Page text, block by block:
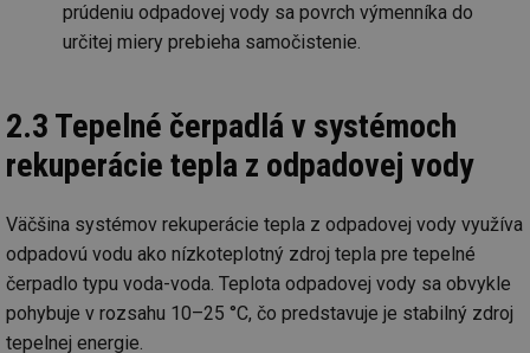
prúdeniu odpadovej vody sa povrch výmenníka do
určitej miery prebieha samočistenie.
2.3 Tepelné čerpadlá v systémoch
rekuperácie tepla z odpadovej vody
Väčšina systémov rekuperácie tepla z odpadovej vody využíva
odpadovú vodu ako nízkoteplotný zdroj tepla pre tepelné
čerpadlo typu voda-voda. Teplota odpadovej vody sa obvykle
pohybuje v rozsahu 10–25 °C, čo predstavuje je stabilný zdroj
tepelnej energie.